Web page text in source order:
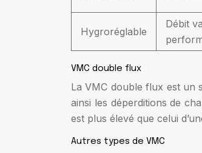
Hygroréglable
Débit
VMC double flux
La VMC double flux est un
ainsi les déperditions de
est plus élevé que celui
Autres types de VMC